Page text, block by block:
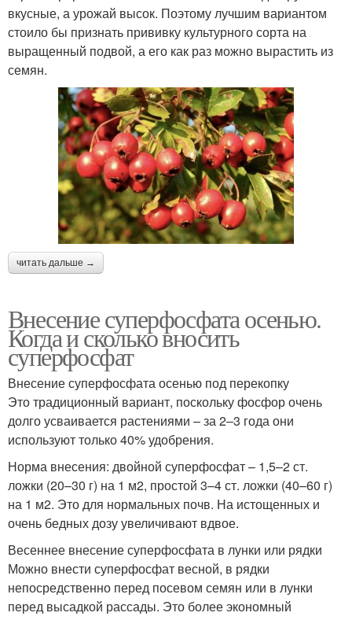
вкусные, а урожай высок. Поэтому лучшим вариантом
стоило бы признать прививку культурного сорта на
выращенный подвой, а его как раз можно вырастить из
семян.
читать дальше →
Внесение суперфосфата осенью.
Когда и сколько вносить
суперфосфат
Внесение суперфосфата осенью под перекопку
Это традиционный вариант, поскольку фосфор очень
долго усваивается растениями – за 2–3 года они
используют только 40% удобрения.
Норма внесения: двойной суперфосфат – 1,5–2 ст.
ложки (20–30 г) на 1 м2, простой 3–4 ст. ложки (40–60 г)
на 1 м2. Это для нормальных почв. На истощенных и
очень бедных дозу увеличивают вдвое.
Весеннее внесение суперфосфата в лунки или рядки
Можно внести суперфосфат весной, в рядки
непосредственно перед посевом семян или в лунки
перед высадкой рассады. Это более экономный